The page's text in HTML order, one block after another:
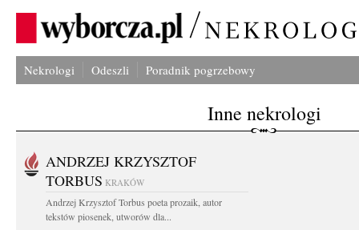
Nekrologi Odeszli Poradnik pogrzebowy
Inne nekrologi
ANDRZEJ KRZYSZTOF
TORBUS KRAKÓW
Andrzej Krzysztof Torbus poeta prozaik, autor
tekstów piosenek, utworów dla...